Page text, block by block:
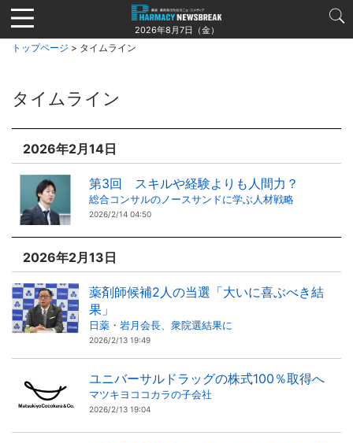
Jump
to
navigation
2026年8月7日（金）
トップページ > タイムライン
タイムライン
2026年2月14日
第3回 スキルや経験よりも人間力？
総合コンサルのノースサンドに学ぶ人材戦略
2026/2/14 04:50
2026年2月13日
薬剤師候補2人の当選「大いに喜ぶべき結
果」
日薬・岩月会長、衆院選結果に
2026/2/13 19:49
ユニバーサルドラッグの株式100％取得へ
マツキヨココカラの子会社
2026/2/13 19:04